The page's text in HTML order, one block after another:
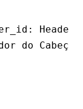
:
do